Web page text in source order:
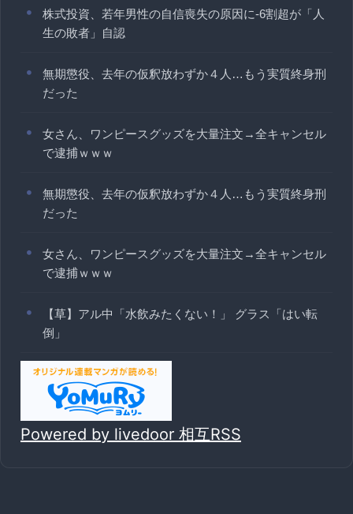
株式投資、若年男性の自信喪失の原因に-6割超が「人
生の敗者」自認
無期懲役、去年の仮釈放わずか４人…もう実質終身刑
だった
女さん、ワンピースグッズを大量注文→全キャンセル
で逮捕ｗｗｗ
無期懲役、去年の仮釈放わずか４人…もう実質終身刑
だった
女さん、ワンピースグッズを大量注文→全キャンセル
で逮捕ｗｗｗ
【草】アル中「水飲みたくない！」 グラス「はい転
倒」
Powered by livedoor 相互RSS